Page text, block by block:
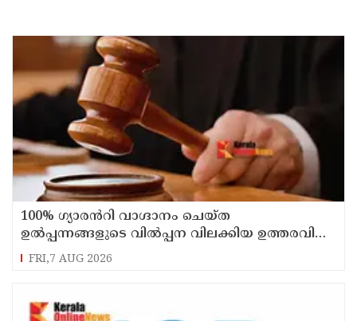
100% ഗ്യാരൻറി വാഗ്ദാനം ചെയ്ത
ഉൽപ്പന്നങ്ങളുടെ വിൽപ്പന വിലക്കിയ ഉത്തരവിന്
സ്റ്റേ
FRI,7 AUG 2026